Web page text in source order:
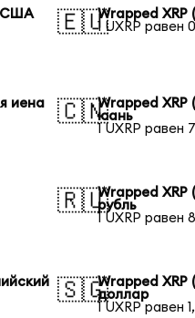
США
🇪🇺Wrapped XRP
1 UXRP равен
иена
🇨🇳Wrapped XRP
юань
1 UXRP равен
🇷🇺Wrapped XRP
рубль
1 UXRP равен
🇸🇬Wrapped XRP
доллар
1 UXRP равен